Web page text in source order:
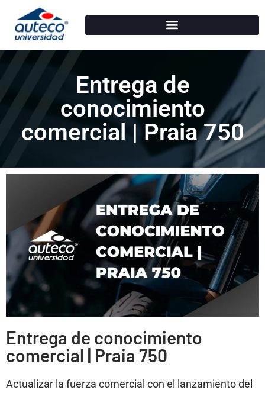
Entrega de
conocimiento
comercial | Praia 750
Entrega de conocimiento
comercial | Praia 750
Actualizar la fuerza comercial con el lanzamiento del